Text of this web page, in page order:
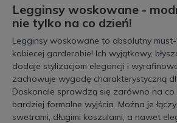
Legginsy woskowane -
nie tylko na co dzień!
Legginsy woskowane to absolutny
kobiecej garderobie! Ich wyjątkowy,
dodaje stylizacjom elegancji i
zachowuje wygodę charakterystyczną
Doskonale sprawdzą się zarówno na co
bardziej formalne wyjścia. Można je
swetrami, długimi koszulami, a nawet